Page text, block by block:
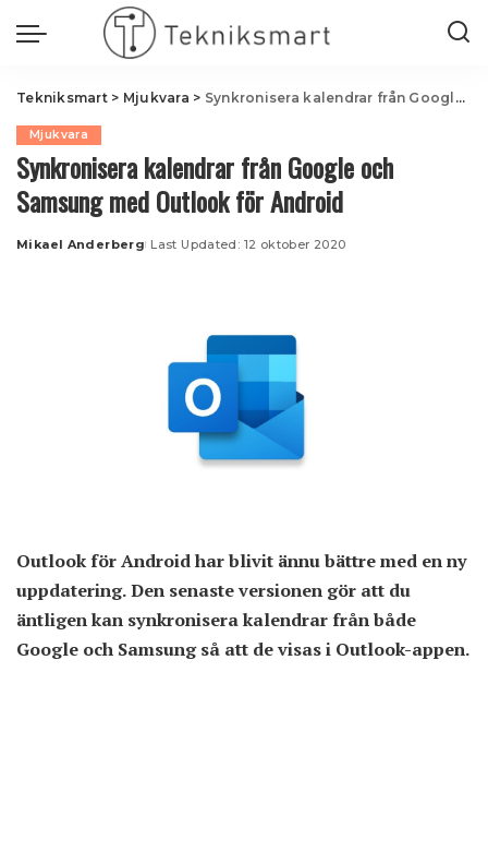
Tekniksmart> Mjukvara > Synkronisera kalendrar från Google och Samsung med Outlook för Android
Mjukvara
Synkronisera kalendrar från Google och
Samsung med Outlook för Android
Posted
Mikael Anderberg Last Updated: 12 oktober 2020
Outlook för Android har blivit ännu bättre med en ny
uppdatering. Den senaste versionen gör att du
äntligen kan synkronisera kalendrar från både
Google och Samsung så att de visas i Outlook-appen.